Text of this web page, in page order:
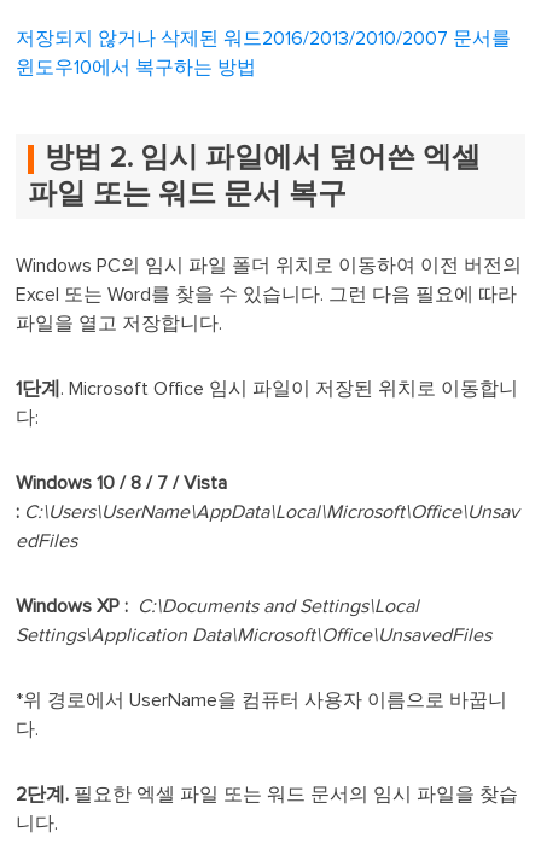
저장되지 않거나 삭제된 워드2016/2013/2010/2007 문서를
윈도우10에서 복구하는 방법
방법 2. 임시 파일에서 덮어쓴 엑셀
파일 또는 워드 문서 복구
Windows PC의 임시 파일 폴더 위치로 이동하여 이전 버전의
Excel 또는 Word를 찾을 수 있습니다. 그런 다음 필요에 따라
파일을 열고 저장합니다.
1단계 . Microsoft Office 임시 파일이 저장된 위치로 이동합니
다:
Windows 10 / 8 / 7 / Vista
: C:\Users\UserName\AppData\Local\Microsoft\Office\Unsav
edFiles
Windows XP : C:\Documents and Settings\Local
Settings\Application Data\Microsoft\Office\UnsavedFiles
*위 경로에서 UserName을 컴퓨터 사용자 이름으로 바꿉니
다.
2단계. 필요한 엑셀 파일 또는 워드 문서의 임시 파일을 찾습
니다.